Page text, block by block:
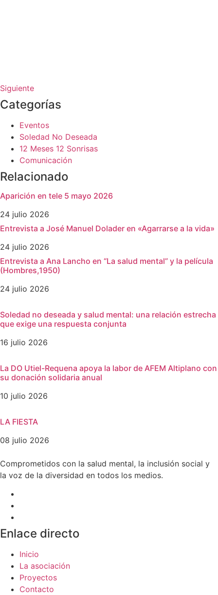
Siguiente
Categorías
Eventos
Soledad No Deseada
12 Meses 12 Sonrisas
Comunicación
Relacionado
Aparición en tele 5 mayo 2026
24 julio 2026
Entrevista a José Manuel Dolader en «Agarrarse a la vida»
24 julio 2026
Entrevista a Ana Lancho en “La salud mental” y la película
(Hombres,1950)
24 julio 2026
Soledad no deseada y salud mental: una relación estrecha
que exige una respuesta conjunta
16 julio 2026
La DO Utiel-Requena apoya la labor de AFEM Altiplano con
su donación solidaria anual
10 julio 2026
LA FIESTA
08 julio 2026
Comprometidos con la salud mental, la inclusión social y
la voz de la diversidad en todos los medios.
Enlace directo
Inicio
La asociación
Proyectos
Contacto